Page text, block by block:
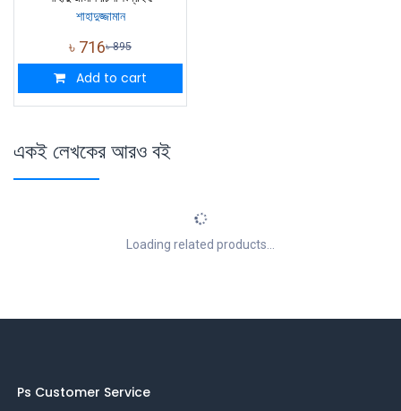
শাহাদুজ্জামান
৳ 716৳895
Add to cart
একই লেখকের আরও বই
Loading related products...
Ps Customer Service